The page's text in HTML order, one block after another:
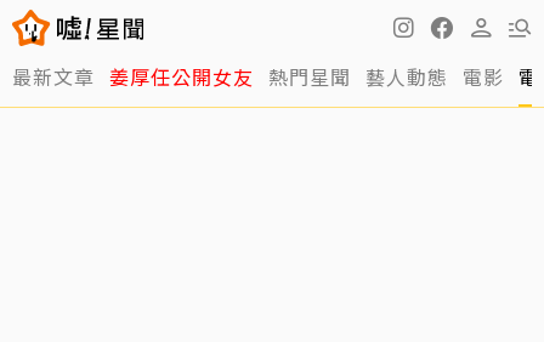
最新文章 姜厚任公開女友 熱門星聞 藝人動態 電影